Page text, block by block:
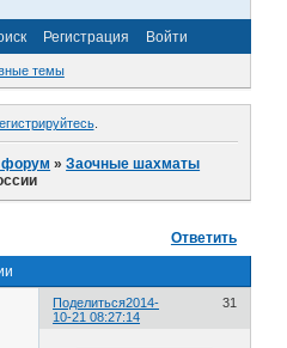
Регистрация Войти
темы
.
форум »Заочные шахматы
Ответить
Поделиться 31
2014-
10-21 08:27:14